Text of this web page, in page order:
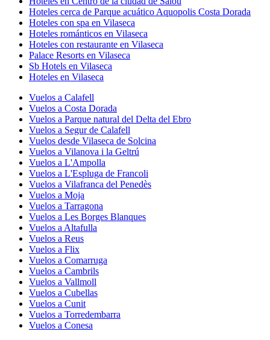
Hoteles cerca de Parque acuático Aquopolis Costa Dorada
Hoteles con spa en Vilaseca
Hoteles románticos en Vilaseca
Hoteles con restaurante en Vilaseca
Palace Resorts en Vilaseca
Sb Hotels en Vilaseca
Hoteles en Vilaseca
Vuelos a Calafell
Vuelos a Costa Dorada
Vuelos a Parque natural del Delta del Ebro
Vuelos a Segur de Calafell
Vuelos desde Vilaseca de Solcina
Vuelos a Vilanova i la Geltrú
Vuelos a L'Ampolla
Vuelos a L'Espluga de Francoli
Vuelos a Vilafranca del Penedès
Vuelos a Moja
Vuelos a Tarragona
Vuelos a Les Borges Blanques
Vuelos a Altafulla
Vuelos a Reus
Vuelos a Flix
Vuelos a Comarruga
Vuelos a Cambrils
Vuelos a Vallmoll
Vuelos a Cubellas
Vuelos a Cunit
Vuelos a Torredembarra
Vuelos a Conesa